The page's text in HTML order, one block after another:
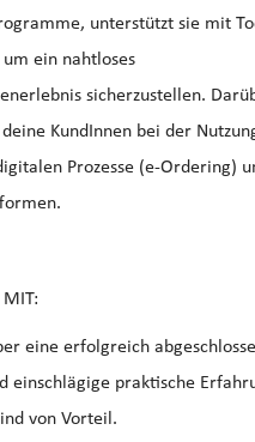
unterstützt sie mit
ein nahtloses
sicherzustellen.
KundInnen bei der
Prozesse (e-Ordering)
MIT:
eine erfolgreich
einschlägige praktische
von Vorteil.